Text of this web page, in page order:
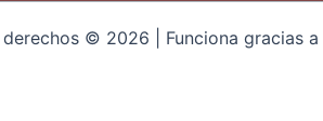
© 2026 | Funciona gracias a